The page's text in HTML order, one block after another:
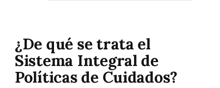
¿De qué se trata el
Sistema Integral de
Políticas de Cuidados?